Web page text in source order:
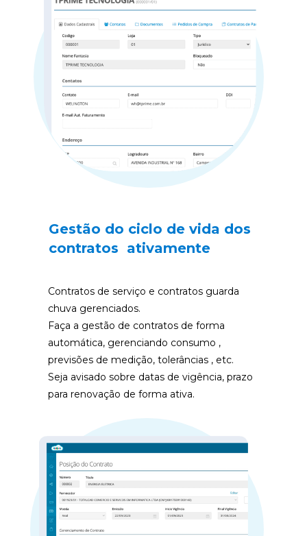
Gestão do ciclo de vida dos
contratos  ativamente
Contratos de serviço e contratos guarda
chuva gerenciados.
Faça a gestão de contratos de forma
automática, gerenciando consumo ,
previsões de medição, tolerâncias , etc.
Seja avisado sobre datas de vigência, prazo
para renovação de forma ativa.